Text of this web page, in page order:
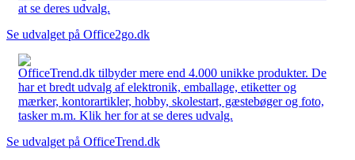
at se deres udvalg.
Se udvalget på Office2go.dk
OfficeTrend.dk tilbyder mere end 4.000 unikke produkter. De
har et bredt udvalg af elektronik, emballage, etiketter og
mærker, kontorartikler, hobby, skolestart, gæstebøger og foto,
tasker m.m. Klik her for at se deres udvalg.
Se udvalget på OfficeTrend.dk